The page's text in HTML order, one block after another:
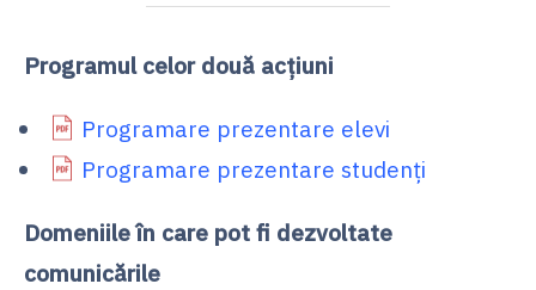
Programul celor două acțiuni
Programare prezentare elevi
Programare prezentare studenți
Domeniile în care pot fi dezvoltate
comunicările